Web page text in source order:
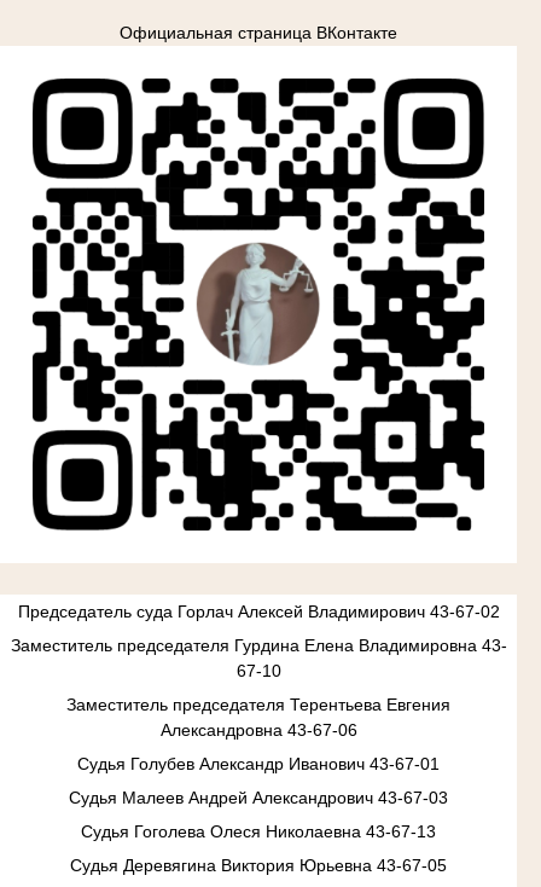
Официальная страница ВКонтакте
Председатель суда Горлач Алексей Владимирович 43-67-02
Заместитель председателя Гурдина Елена Владимировна 43-
67-10
Заместитель председателя Терентьева Евгения
Александровна 43-67-06
Судья Голубев Александр Иванович 43-67-01
Судья Малеев Андрей Александрович 43-67-03
Судья Гоголева Олеся Николаевна 43-67-13
Судья Деревягина Виктория Юрьевна 43-67-05